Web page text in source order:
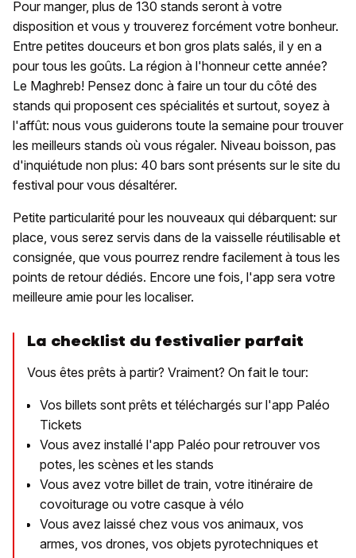
Pour manger, plus de 130 stands seront à votre
disposition et vous y trouverez forcément votre bonheur.
Entre petites douceurs et bon gros plats salés, il y en a
pour tous les goûts. La région à l'honneur cette année?
Le Maghreb! Pensez donc à faire un tour du côté des
stands qui proposent ces spécialités et surtout, soyez à
l'affût: nous vous guiderons toute la semaine pour trouver
les meilleurs stands où vous régaler. Niveau boisson, pas
d'inquiétude non plus: 40 bars sont présents sur le site du
festival pour vous désaltérer.
Petite particularité pour les nouveaux qui débarquent: sur
place, vous serez servis dans de la vaisselle réutilisable et
consignée, que vous pourrez rendre facilement à tous les
points de retour dédiés. Encore une fois, l'app sera votre
meilleure amie pour les localiser.
La checklist du festivalier parfait
Vous êtes prêts à partir? Vraiment? On fait le tour:
Vos billets sont prêts et téléchargés sur l'app Paléo
Tickets
Vous avez installé l'app Paléo pour retrouver vos
potes, les scènes et les stands
Vous avez votre billet de train, votre itinéraire de
covoiturage ou votre casque à vélo
Vous avez laissé chez vous vos animaux, vos
armes, vos drones, vos objets pyrotechniques et